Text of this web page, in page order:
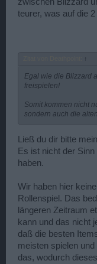
teurer, was auf die
↑
Egal wie die Blizzard
freispielen!
Somit kommen nicht
sondern auch die alten.
Ließ du dir bitte
Es ist nicht der
haben.
Wir haben hier
Rollenspiel. Das
längeren Zeitraum
kann und das nicht
daß die besten
meisten spielen
das, wodurch